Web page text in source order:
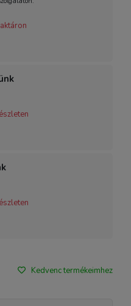
Kedvenc termékeimhez